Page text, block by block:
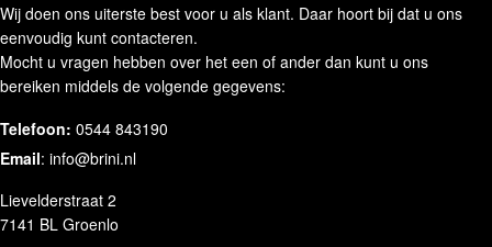
Wij doen ons uiterste best voor u als klant. Daar hoort bij dat u ons
eenvoudig kunt contacteren.
Mocht u vragen hebben over het een of ander dan kunt u ons
bereiken middels de volgende gegevens:
Telefoon: 0544 843190
Email: info@brini.nl
Lievelderstraat 2
7141 BL Groenlo